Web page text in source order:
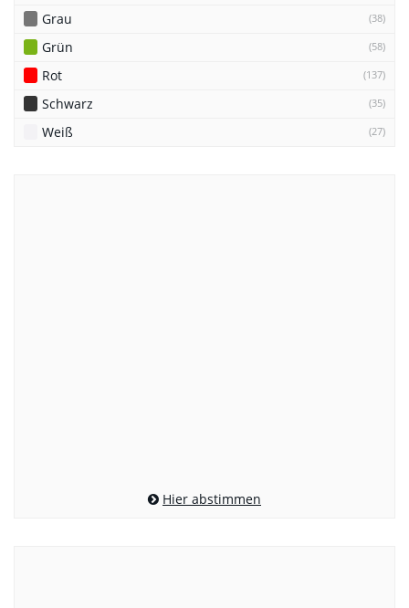
Grau (38)
Grün (58)
Rot (137)
Schwarz (35)
Weiß (27)
Hier abstimmen